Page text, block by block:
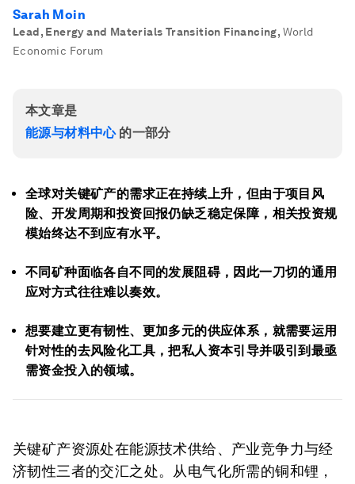
Sarah Moin
Lead, Energy and Materials Transition Financing, World
Economic Forum
本文章是
能源与材料中心的一部分
全球对关键矿产的需求正在持续上升，但由于项目风
险、开发周期和投资回报仍缺乏稳定保障，相关投资规
模始终达不到应有水平。
不同矿种面临各自不同的发展阻碍，因此一刀切的通用
应对方式往往难以奏效。
想要建立更有韧性、更加多元的供应体系，就需要运用
针对性的去风险化工具，把私人资本引导并吸引到最亟
需资金投入的领域。
关键矿产资源处在能源技术供给、产业竞争力与经
济韧性三者的交汇之处。从电气化所需的铜和锂，